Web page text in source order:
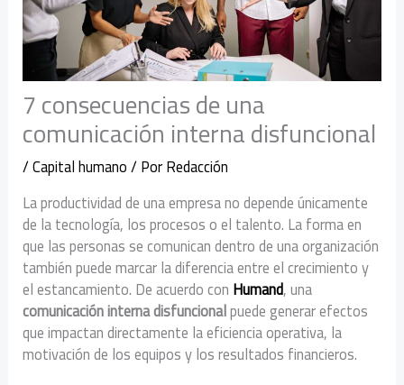
7 consecuencias de una
comunicación interna disfuncional
/Capital humano/ PorRedacción
La productividad de una empresa no depende únicamente
de la tecnología, los procesos o el talento. La forma en
que las personas se comunican dentro de una organización
también puede marcar la diferencia entre el crecimiento y
el estancamiento. De acuerdo con Humand, una
comunicación interna disfuncionalpuede generar efectos
que impactan directamente la eficiencia operativa, la
motivación de los equipos y los resultados financieros.